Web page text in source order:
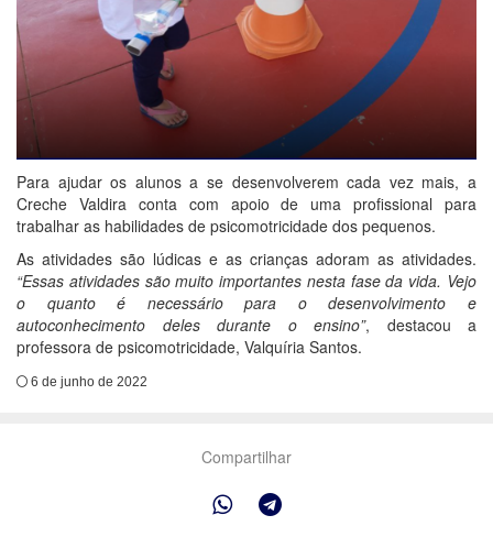
Para ajudar os alunos a se desenvolverem cada vez mais, a
Creche Valdira conta com apoio de uma profissional para
trabalhar as habilidades de psicomotricidade dos pequenos.
As atividades são lúdicas e as crianças adoram as atividades.
“Essas atividades são muito importantes nesta fase da vida. Vejo
o quanto é necessário para o desenvolvimento e
autoconhecimento deles durante o ensino”, destacou a
professora de psicomotricidade, Valquíria Santos.
6 de junho de 2022
Compartilhar